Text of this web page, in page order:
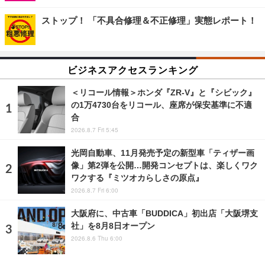
ストップ！ 「不具合修理＆不正修理」実態レポート！
ビジネスアクセスランキング
＜リコール情報＞ホンダ『ZR-V』と『シビック』
の1万4730台をリコール、座席が保安基準に不適
合
2026.8.7 Fri 5:45
光岡自動車、11月発売予定の新型車「ティザー画
像」第2弾を公開…開発コンセプトは、楽しくワク
ワクする『ミツオカらしさの原点』
2026.8.7 Fri 6:00
大阪府に、中古車「BUDDICA」初出店「大阪堺支
社」を8月8日オープン
2026.8.6 Thu 6:00